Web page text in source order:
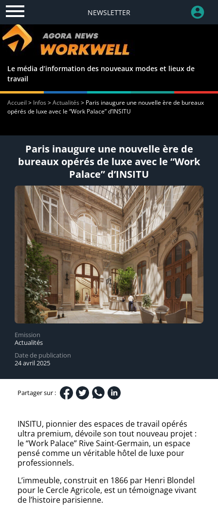
NEWSLETTER
Le média d’information des nouveaux modes et lieux de
travail
Accueil > Infos>Actualités> Paris inaugure une nouvelle ère de bureaux
opérés de luxe avec le “Work Palace” d’INSITU
Paris inaugure une nouvelle ère de
bureaux opérés de luxe avec le “Work
Palace” d’INSITU
Emission
Actualités
Date de publication
24 avril 2025
Partager sur :
INSITU, pionnier des espaces de travail opérés
ultra premium, dévoile son tout nouveau projet :
le “Work Palace” Rive Saint-Germain, un espace
pensé comme un véritable hôtel de luxe pour
professionnels.
L’immeuble, construit en 1866 par Henri Blondel
pour le Cercle Agricole, est un témoignage vivant
de l’histoire parisienne.